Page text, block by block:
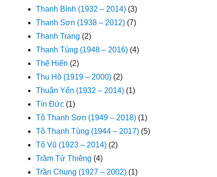
Thanh Bình (1932 – 2014) (3)
Thanh Sơn (1938 – 2012) (7)
Thanh Trang (2)
Thanh Tùng (1948 – 2016) (4)
Thế Hiển (2)
Thu Hồ (1919 – 2000) (2)
Thuận Yến (1932 – 2014) (1)
Tín Đức (1)
Tô Thanh Sơn (1949 – 2018) (1)
Tô Thanh Tùng (1944 – 2017) (5)
Tô Vũ (1923 – 2014) (2)
Trầm Tử Thiêng (4)
Trần Chung (1927 – 2002) (1)